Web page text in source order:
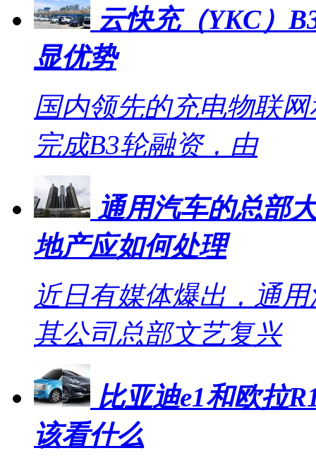
云快充（YKC）
显优势
国内领先的充电物联
完成B3轮融资，由
通用汽车的总部
地产应如何处理
近日有媒体爆出，通
其公司总部文艺复兴
比亚迪e1和欧拉
该看什么